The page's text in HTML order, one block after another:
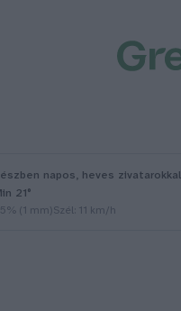
napos, heves zivatarokkal
21°
(1 mm)Szél: 11 km/h